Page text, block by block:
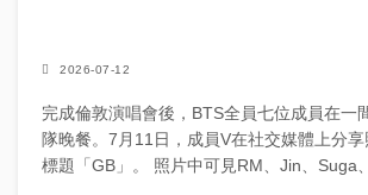
2026-07-12
完成倫敦演唱會後，BTS全員七位成員在一
隊晚餐。7月11日，成員V在社交媒體上分
標題「GB」。 照片中可見RM、Jin、Suga、J-Hope、